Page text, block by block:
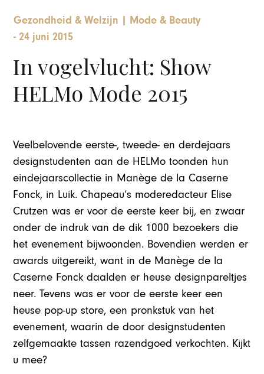
Gezondheid & Welzijn
Mode & Beauty
-24 juni 2015
In vogelvlucht: Show
HELMo Mode 2015
Veelbelovende eerste-, tweede- en derdejaars
designstudenten aan de HELMo toonden hun
eindejaarscollectie in Manège de la Caserne
Fonck, in Luik. Chapeau’s moderedacteur Elise
Crutzen was er voor de eerste keer bij, en zwaar
onder de indruk van de dik 1000 bezoekers die
het evenement bijwoonden. Bovendien werden er
awards uitgereikt, want in de Manège de la
Caserne Fonck daalden er heuse designpareltjes
neer. Tevens was er voor de eerste keer een
heuse pop-up store, een pronkstuk van het
evenement, waarin de door designstudenten
zelfgemaakte tassen razendgoed verkochten. Kijkt
u mee?